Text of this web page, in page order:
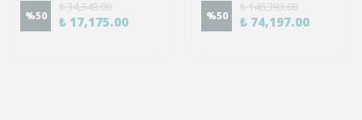
%50
₺ 34,349.00
₺ 17,175.00 %50
₺ 148,393.00
₺ 74,197.00